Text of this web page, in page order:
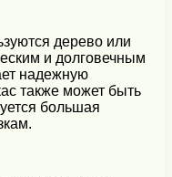
дерево или
и долговечным
надежную
также может быть
большая